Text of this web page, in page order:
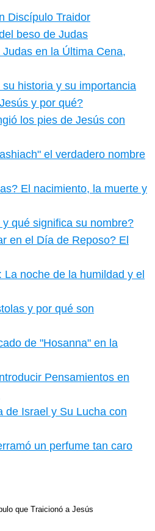
Discípulo Traidor
beso de Judas
en la Última Cena,
historia y su importancia
y por qué?
los pies de Jesús con
el verdadero nombre
El nacimiento, la muerte y
qué significa su nombre?
en el Día de Reposo? El
La noche de la humildad y el
y por qué son
de "Hosanna" en la
Pensamientos en
de Israel y Su Lucha con
un perfume tan caro
que Traicionó a Jesús